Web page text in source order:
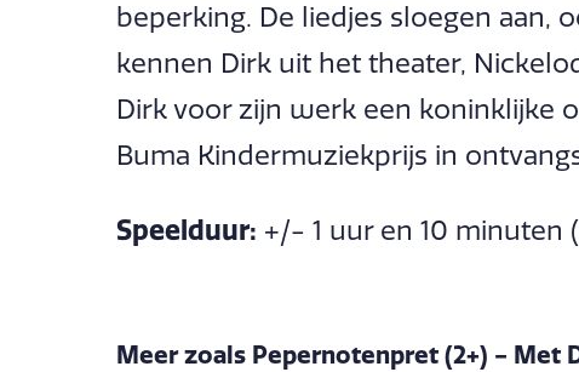
beperking. De liedjes sloegen aan,
kennen Dirk uit het theater,
Dirk voor zijn werk een koninklijke
Buma Kindermuziekprijs in
Speelduur: +/- 1 uur en 10 minuten
Meer zoals Pepernotenpret (2+) - Met